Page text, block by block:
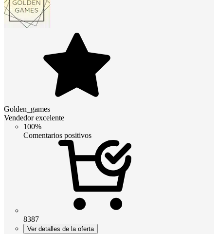
Golden_games
Vendedor excelente
100%
Comentarios positivos
8387
Ver detalles de la oferta